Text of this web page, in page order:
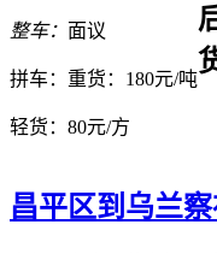
整车： 面议
拼车： 重货：180元/吨
轻货： 80元/方
昌平区到乌兰